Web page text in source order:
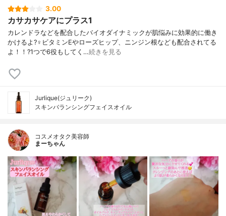
3.00
カサカサケアにプラス1
カレンドラなどを配合したバイオダイナミックが肌悩みに効果的に働き
かけるよ?‍♀️ビタミンEやローズヒップ、ニンジン根なども配合されてる
よ！！?1つで6役もしてく…続きを見る
Jurlique(ジュリーク)
スキンバランシングフェイスオイル
コスメオタク美容師
まーちゃん